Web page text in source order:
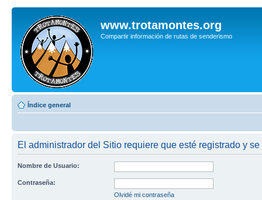
www.trotamontes.org
Compartir información de rutas de senderismo
Índice general
El administrador del Sitio requiere que esté registrado y
Nombre de Usuario:
Contraseña:
Olvidé mi contraseña